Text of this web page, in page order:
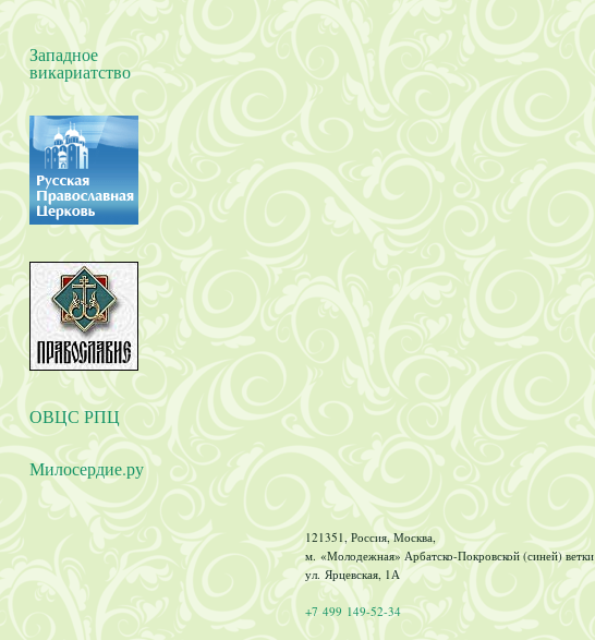
Западное
викариатство
ОВЦС РПЦ
Милосердие.ру
121351, Россия, Москва,
м. «Молодежная» Арбатско-Покровской (синей) ветки
ул. Ярцевская, 1А
+7 499 149-52-34